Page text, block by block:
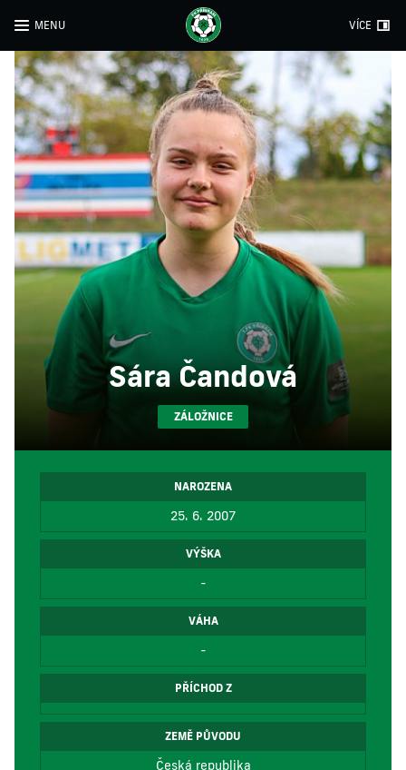
MENU VÍCE
Sára Čandová
ZÁLOŽNICE
NAROZENA
25. 6. 2007
VÝŠKA
-
VÁHA
-
PŘÍCHOD Z
ZEMĚ PŮVODU
Česká republika